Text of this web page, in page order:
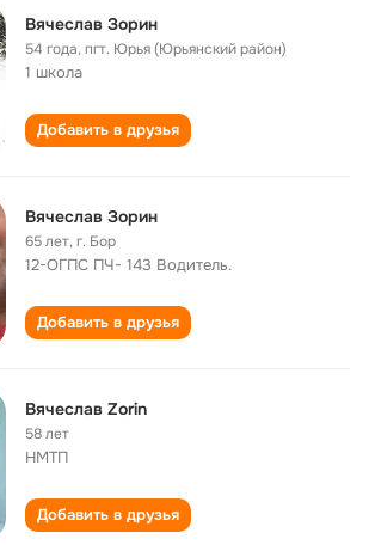
Вячеслав Зорин
54 года,пгт. Юрья (Юрьянский район)
1 школа
Добавить в друзья
Вячеслав Зорин
65 лет,г. Бор
12-ОГПС ПЧ- 143 Водитель.
Добавить в друзья
Вячеслав Zorin
58 лет
НМТП
Добавить в друзья